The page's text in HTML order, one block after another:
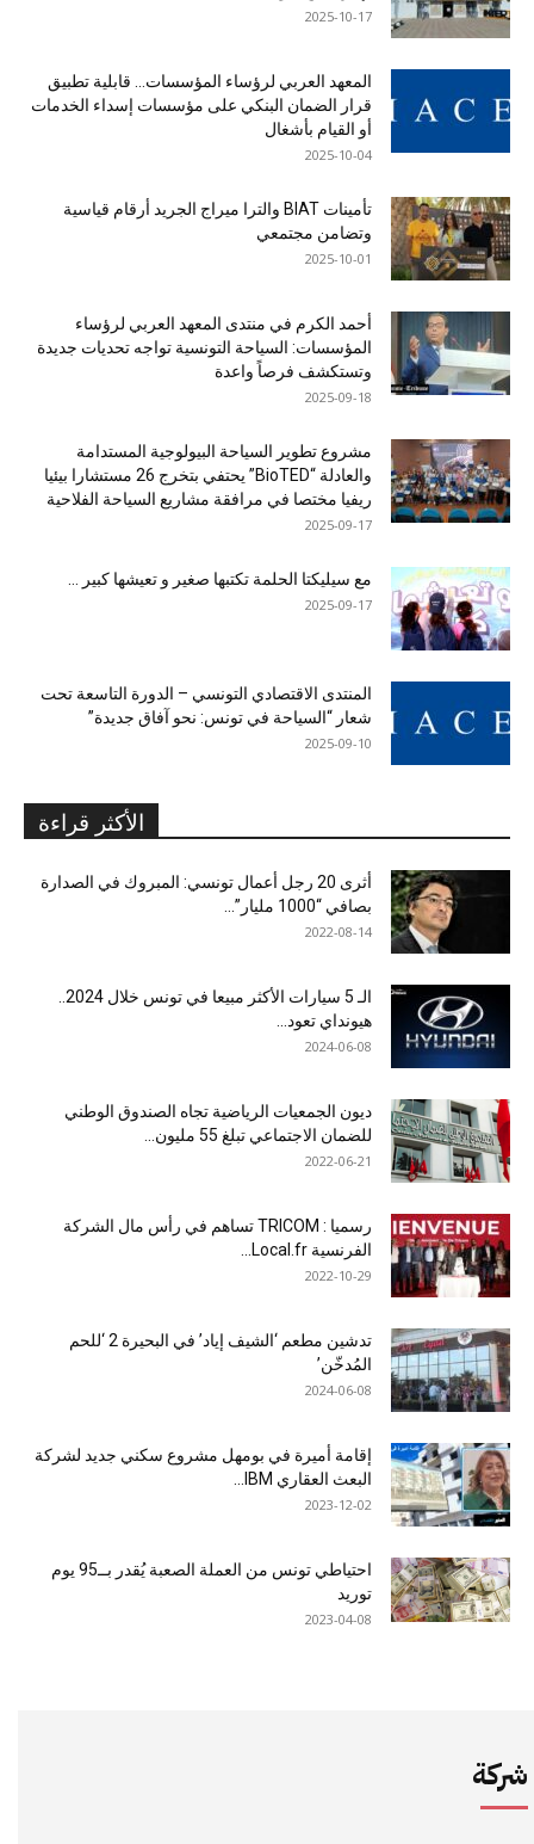
2025-10-17
المعهد العربي لرؤساء المؤسسات… قابلية تطبيق
قرار الضمان البنكي على مؤسسات إسداء الخدمات
أو القيام بأشغال
2025-10-04
تأمينات BIAT والترا ميراج الجريد أرقام قياسية
وتضامن مجتمعي
2025-10-01
أحمد الكرم في منتدى المعهد العربي لرؤساء
المؤسسات: السياحة التونسية تواجه تحديات جديدة
وتستكشف فرصاً واعدة
2025-09-18
مشروع تطوير السياحة البيولوجية المستدامة
والعادلة “BioTED” يحتفي بتخرج 26 مستشارا بيئيا
ريفيا مختصا في مرافقة مشاريع السياحة الفلاحية
2025-09-17
مع سيليكتا الحلمة تكتبها صغير و تعيشها كبير …
2025-09-17
المنتدى الاقتصادي التونسي – الدورة التاسعة تحت
شعار “السياحة في تونس: نحو آفاق جديدة”
2025-09-10
الأكثر قراءة
أثرى 20 رجل أعمال تونسي: المبروك في الصدارة
بصافي “1000 مليار”...
2022-08-14
هيونداي تعود...
2024-06-08
ديون الجمعيات الرياضية تجاه الصندوق الوطني
للضمان الاجتماعي تبلغ 55 مليون...
2022-06-21
رسميا : TRICOM تساهم في رأس مال الشركة
الفرنسية Local.fr...
2022-10-29
تدشين مطعم ‘الشيف إياد’ في البحيرة 2 ‘للحم
المُدخّن’
2024-06-08
إقامة أميرة في بومهل مشروع سكني جديد لشركة
البعث العقاري IBM...
2023-12-02
احتياطي تونس من العملة الصعبة يُقدر بــ95 يوم
توريد
2023-04-08
شركة